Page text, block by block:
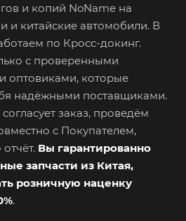
и копий NoName на
и китайские автомобили. В
по Кросс-докинг.
с проверенными
оптовиками, которые
надёжными поставщиками.
заказ, проведём
с Покупателем,
Вы гарантированно
запчасти из Китая,
розничную наценку
.